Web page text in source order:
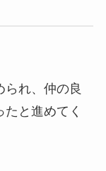
られ、仲の良
と進めてく